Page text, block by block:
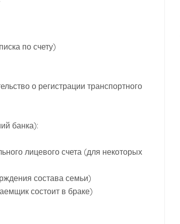
по счету)
о регистрации транспортного
банка):
лицевого счета (для некоторых
состава семьи)
состоит в браке)